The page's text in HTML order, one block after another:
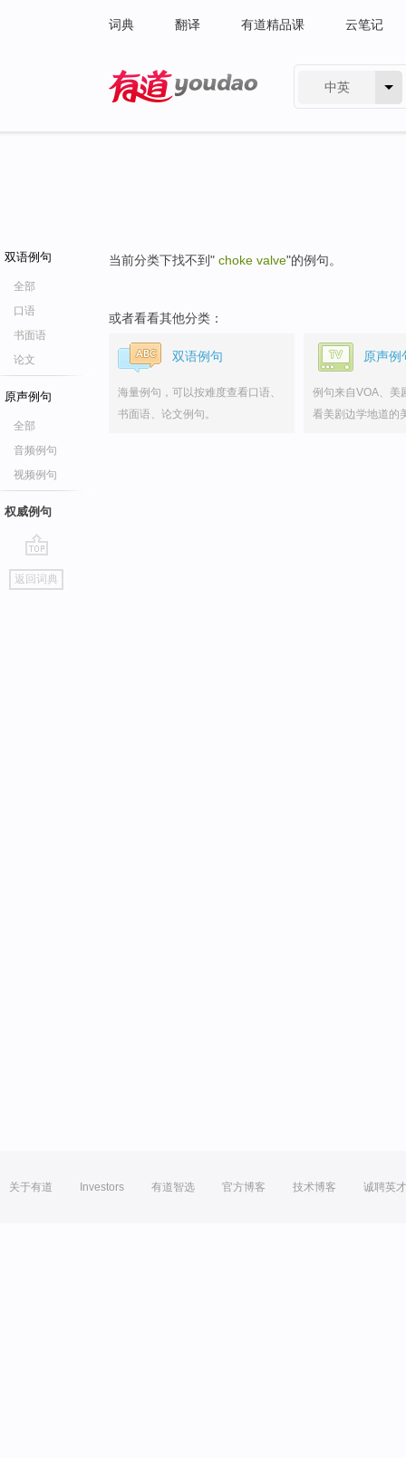
词典 翻译 有道精品课 云笔记
中英
双语例句
全部
口语
书面语
论文
原声例句
全部
音频例句
视频例句
权威例句
go
top
返回词典
当前分类下找不到" choke valve"的例句。
或者看看其他分类：
双语例句
海量例句，可以按难度查看口语、
书面语、论文例句。
原声例
例句来自VOA、美
看美剧边学地道的
关于有道 Investors 有道智选 官方博客 技术博客 诚聘英才